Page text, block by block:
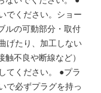
でください。ショー
ルの可動部分・取付
げたり、加工しない
不良や断線など）
てください。 ●プラ
で必ずプラグを持っ